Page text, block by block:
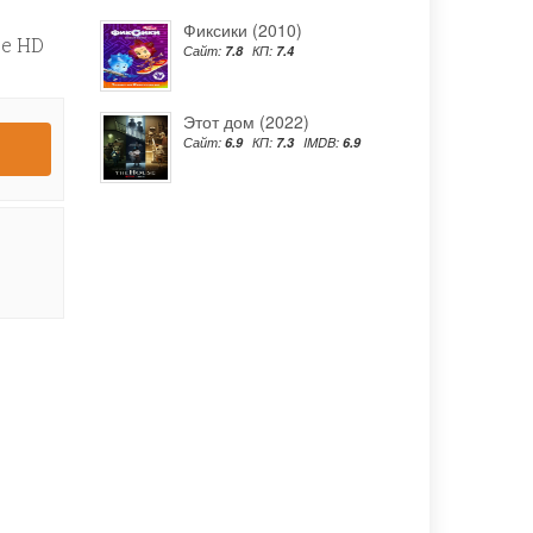
HD
Фиксики (2010)
Сайт: 7.8 КП: 7.4
Этот дом (2022)
Сайт: 6.9 КП: 7.3 IMDB: 6.9